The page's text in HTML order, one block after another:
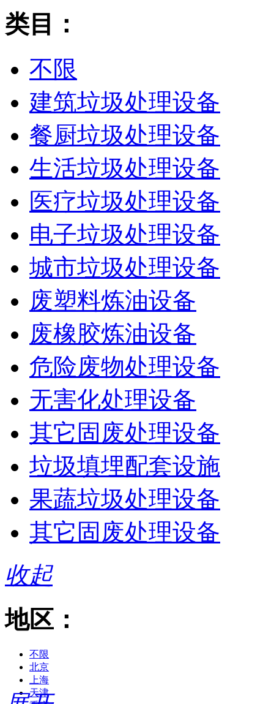
类目：
不限
建筑垃圾处理设备
餐厨垃圾处理设备
生活垃圾处理设备
医疗垃圾处理设备
电子垃圾处理设备
城市垃圾处理设备
废塑料炼油设备
废橡胶炼油设备
危险废物处理设备
无害化处理设备
其它固废处理设备
垃圾填埋配套设施
果蔬垃圾处理设备
其它固废处理设备
收起
地区：
不限
北京
上海
天津